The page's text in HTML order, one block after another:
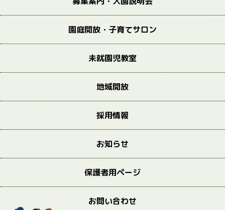
園庭開放・子育てサロン
未就園児教室
地域開放
採用情報
お知らせ
保護者用ページ
お問い合わせ